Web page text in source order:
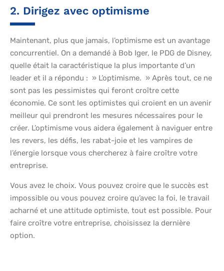
2. Dirigez avec optimisme
Maintenant, plus que jamais, l’optimisme est un avantage
concurrentiel. On a demandé à Bob Iger, le PDG de Disney,
quelle était la caractéristique la plus importante d’un
leader et il a répondu : » L’optimisme. » Après tout, ce ne
sont pas les pessimistes qui feront croître cette
économie. Ce sont les optimistes qui croient en un avenir
meilleur qui prendront les mesures nécessaires pour le
créer. L’optimisme vous aidera également à naviguer entre
les revers, les défis, les rabat-joie et les vampires de
l’énergie lorsque vous chercherez à faire croître votre
entreprise.
Vous avez le choix. Vous pouvez croire que le succès est
impossible ou vous pouvez croire qu’avec la foi, le travail
acharné et une attitude optimiste, tout est possible. Pour
faire croître votre entreprise, choisissez la dernière
option.